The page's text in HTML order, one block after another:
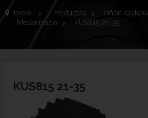
Inicio > Productos > Piñón cadena
Mecanizado > KUS815 21-35
KUS815 21-35